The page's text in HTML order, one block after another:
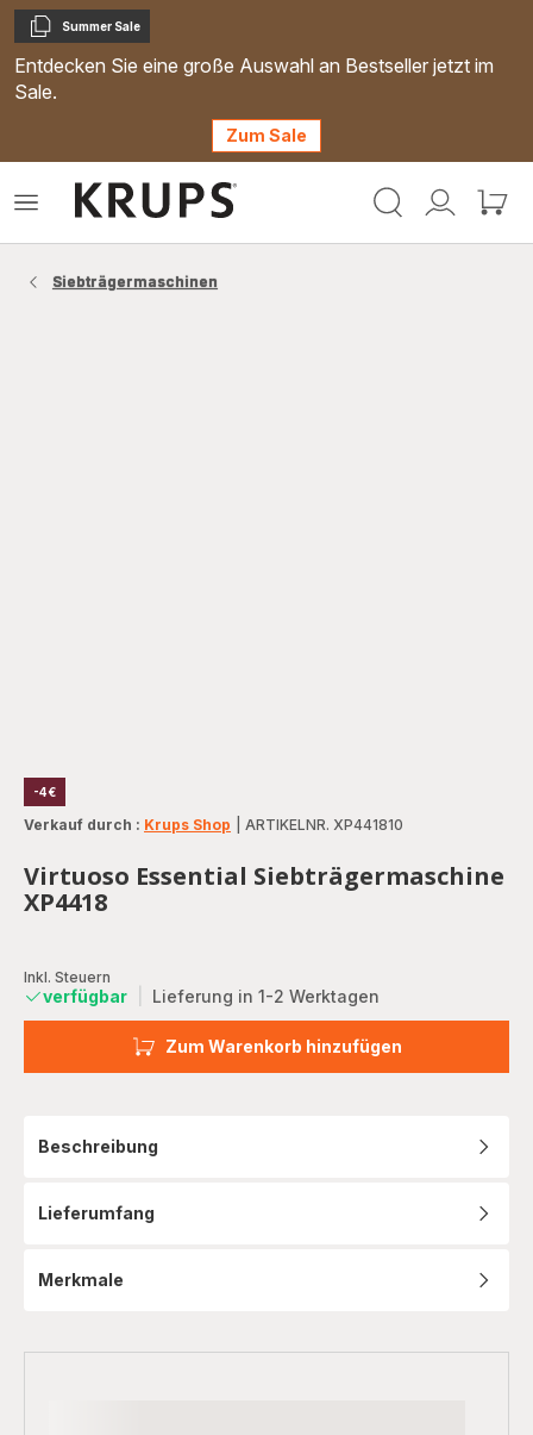
Kopieren
Summer Sale
Entdecken Sie eine große Auswahl an Bestseller jetzt im
Sale.
Zum Sale
Mein
Mein
Das
Siebträgermaschinen
-4€
Verkauf durch : Krups Shop ARTIKELNR. XP441810
Virtuoso Essential Siebträgermaschine
XP4418
Inkl. Steuern
verfügbar Lieferung in 1-2 Werktagen
Zum Warenkorb hinzufügen
Beschreibung
Lieferumfang
Merkmale